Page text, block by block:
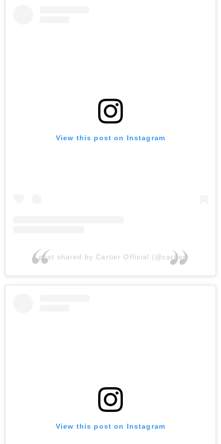
View this post on Instagram
A post shared by Cartier Official (@cartier)
View this post on Instagram